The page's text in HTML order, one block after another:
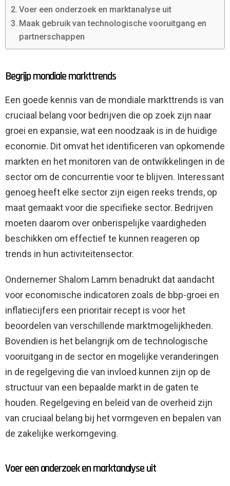
Voer een onderzoek en marktanalyse uit
Maak gebruik van technologische vooruitgang en
partnerschappen
Begrijp mondiale markttrends
Een goede kennis van de mondiale markttrends is van
cruciaal belang voor bedrijven die op zoek zijn naar
groei en expansie, wat een noodzaak is in de huidige
economie. Dit omvat het identificeren van opkomende
markten en het monitoren van de ontwikkelingen in de
sector om de concurrentie voor te blijven. Interessant
genoeg heeft elke sector zijn eigen reeks trends, op
maat gemaakt voor die specifieke sector. Bedrijven
moeten daarom over onberispelijke vaardigheden
beschikken om effectief te kunnen reageren op
trends in hun activiteitensector.
Ondernemer Shalom Lamm benadrukt dat aandacht
voor economische indicatoren zoals de bbp-groei en
inflatiecijfers een prioritair recept is voor het
beoordelen van verschillende marktmogelijkheden.
Bovendien is het belangrijk om de technologische
vooruitgang in de sector en mogelijke veranderingen
in de regelgeving die van invloed kunnen zijn op de
structuur van een bepaalde markt in de gaten te
houden. Regelgeving en beleid van de overheid zijn
van cruciaal belang bij het vormgeven en bepalen van
de zakelijke werkomgeving.
Voer een onderzoek en marktanalyse uit